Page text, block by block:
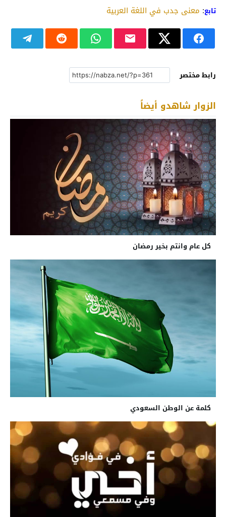
تابع: معنى جدب في اللغة العربية
رابط مختصر
الزوار شاهدو أيضاً
كل عام وانتم بخير رمضان
كلمة عن الوطن السعودي